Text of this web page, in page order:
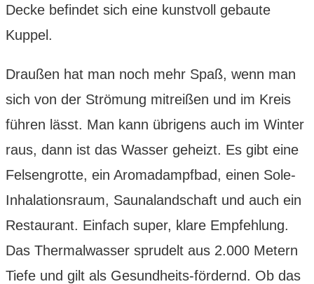
Decke befindet sich eine kunstvoll gebaute
Kuppel.
Draußen hat man noch mehr Spaß, wenn man
sich von der Strömung mitreißen und im Kreis
führen lässt. Man kann übrigens auch im Winter
raus, dann ist das Wasser geheizt. Es gibt eine
Felsengrotte, ein Aromadampfbad, einen Sole-
Inhalationsraum, Saunalandschaft und auch ein
Restaurant. Einfach super, klare Empfehlung.
Das Thermalwasser sprudelt aus 2.000 Metern
Tiefe und gilt als Gesundheits-fördernd. Ob das